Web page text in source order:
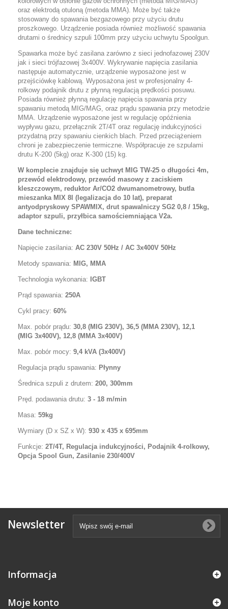
oraz elektrodą otuloną (metoda MMA). Może być także
stosowany do spawania bezgazowego przy użyciu drutu
proszkowego. Urządzenie posiada również możliwość spawania
drutami o średnicy szpuli 100mm przy użyciu uchwytu Spoolgun.
Spawarka może być zasilana zarówno z sieci jednofazowej 230V
jak i sieci trójfazowej 3x400V. Wykrywanie napięcia zasilania
następuje automatycznie, urządzenie wyposażone jest w
przejściówkę kablową. Wyposażona jest w profesjonalny 4-
rolkowy podajnik drutu z płynną regulacją prędkości posuwu.
Posiada również płynną regulację napięcia spawania przy
spawaniu metodą MIG/MAG, oraz prądu spawania przy metodzie
MMA. Urządzenie wyposażone jest w regulację opóźnienia
wypływu gazu, przełącznik 2T/4T oraz regulację indukcyjności
przydatną przy spawaniu cienkich blach. Przed przeciążeniem
chroni je zabezpieczenie termiczne. Współpracuje ze szpulami
drutu K-200 (5kg) oraz K-300 (15) kg.
W komplecie znajduje się uchwyt MIG TW-25 o długości 4m,
przewód elektrodowy, przewód masowy z zaciskiem
kleszczowym, reduktor Ar/CO2 dwumanometrowy, butla
mieszanka MIX 8l (legalizacja do 10 lat), preparat
antyodpryskowy SPAWMIX, drut spawalniczy SG2 0,8 / 15kg,
adaptor szpuli, przyłbica samościemniająca V2a.
Dane techniczne:
Napięcie zasilania: AC 230V 50Hz / AC 3x400V 50Hz
Metody spawania: MIG, MMA
Technologia wykonania: IGBT
Prąd spawania: 250A
Cykl pracy: 60%
Max. pobór prądu: 30,8 (MIG 230V), 36,5 (MMA 230V), 12,1
(MIG 3x400V), 12,8 (MMA 3x400V)
Max. pobór mocy: 9,4 kVA (3x400V)
Regulacja prądu spawania: Płynny
Średnica szpuli z drutem: 200, 300mm
Pręd. podawania drutu: 3 - 18 m/min
Masa: 59kg
Wymiary (D x SZ x W): 930 x 435 x 695mm
Funkcje: 2T/4T, Regulacja indukcyjności, Podajnik 4-rolkowy,
Opcja Spool Gun, Zasilanie 230/400V
Newsletter
Informacja
Moje konto